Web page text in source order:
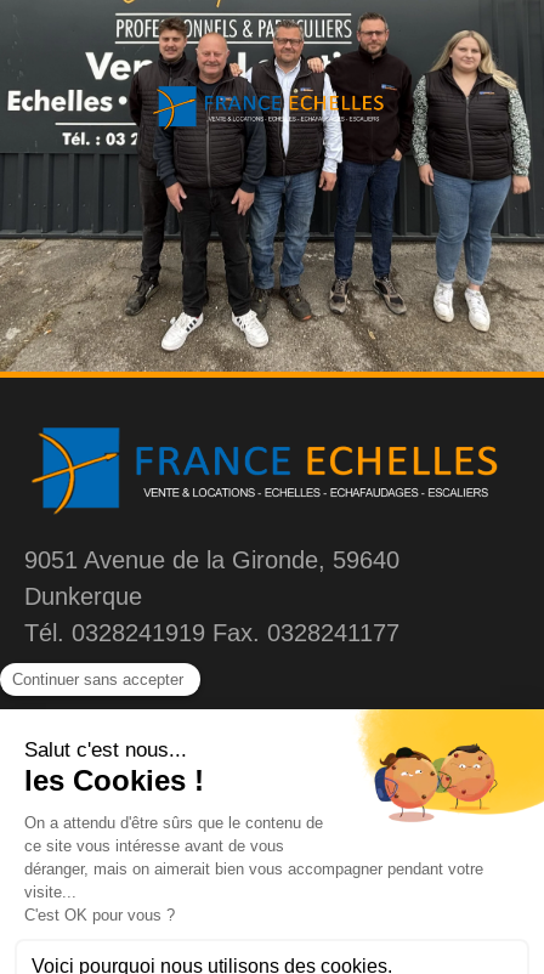
9051 Avenue de la Gironde, 59640
Dunkerque
Tél. 0328241919 Fax. 0328241177
MENU
Accueil
Echelles
Plateforme individuelle
Echafaudages
Matériels
Contact
Mentions légales
Confidentialités et
Cookies